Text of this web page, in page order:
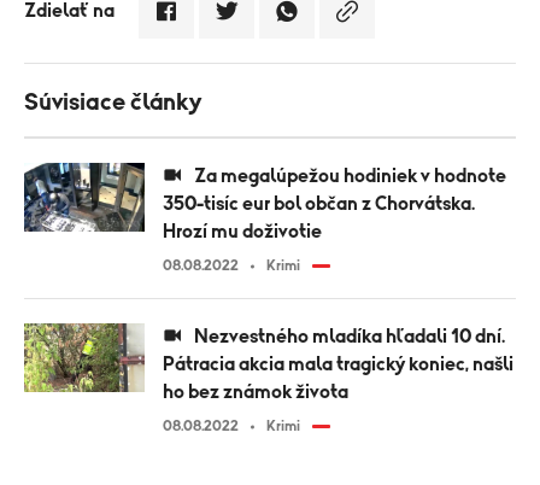
Zdielať na
Súvisiace články
350-tisíc eur bol občan z Chorvátska.
Hrozí mu doživotie
08.08.2022 Krimi
Pátracia akcia mala tragický koniec, našli
ho bez známok života
08.08.2022 Krimi